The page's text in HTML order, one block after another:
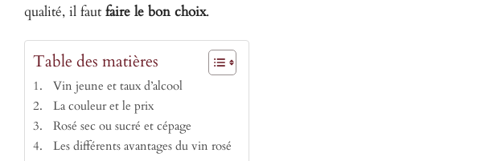
qualité, il faut faire le bon choix.
Table des matières
Vin jeune et taux d’alcool
La couleur et le prix
Rosé sec ou sucré et cépage
Les différents avantages du vin rosé